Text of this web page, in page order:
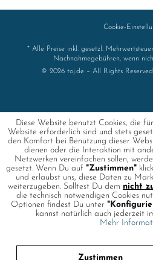
Cookie-
* Alle Preise inkl. gesetzl.
Nachnahmegebühren, wenn
© 2026 toj.de – All Rights
Diese Website benutzt Cookies, die
Website erforderlich sind und stets
den Komfort bei Benutzung dieser
dienen oder die Interaktion mit
Netzwerken vereinfachen sollen,
gesetzt. Wenn Du auf "Zustimmen"
und erlaubst uns, diese Daten zu
weiterzugeben. Solltest Du dem nicht
die technisch notwendigen Cookies
Optionen findest Du unter
kannst natürlich auch jederzeit
Mehr
Zustimmen